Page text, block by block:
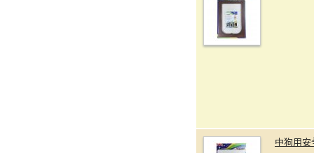
中狗用安